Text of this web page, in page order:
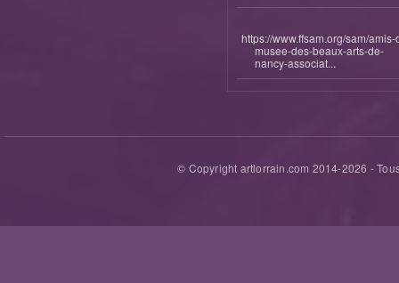
https://www.ffsam.org/sam/amis-
musee-des-beaux-arts-de-
nancy-associat...
© Copyright artlorrain.com 2014-2026 -